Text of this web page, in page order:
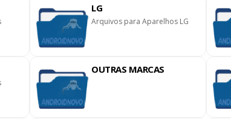
LG
Arquivos para Aparelhos LG
OUTRAS MARCAS